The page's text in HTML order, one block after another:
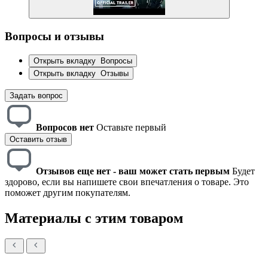
Вопросы и отзывы
Открыть вкладку
Вопросы
Открыть вкладку Отзывы
Задать вопрос
Вопросов нет Оставьте первый
Оставить отзыв
Отзывов еще нет - ваш может стать первым Будет
здорово, если вы напишете свои впечатления о товаре. Это
поможет другим покупателям.
Материалы с этим товаром